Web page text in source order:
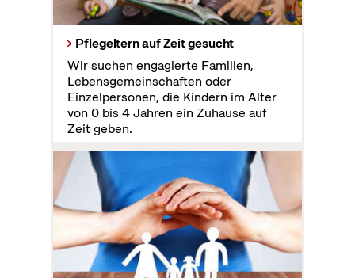
Pflegeltern auf Zeit gesucht
Wir suchen engagierte Familien,
Lebensgemeinschaften oder
Einzelpersonen, die Kindern im Alter
von 0 bis 4 Jahren ein Zuhause auf
Zeit geben.